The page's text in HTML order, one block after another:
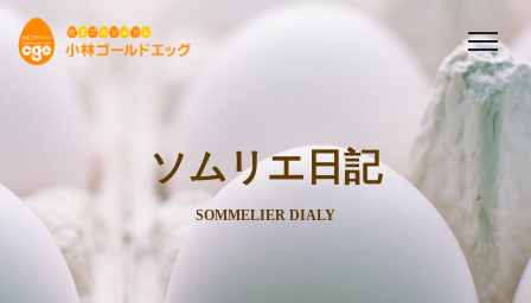
ソムリエ日記
SOMMELIER DIALY